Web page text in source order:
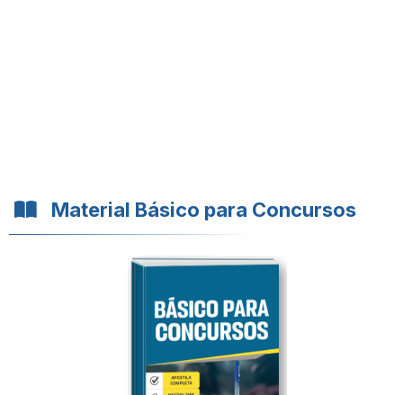
Material Básico para Concursos